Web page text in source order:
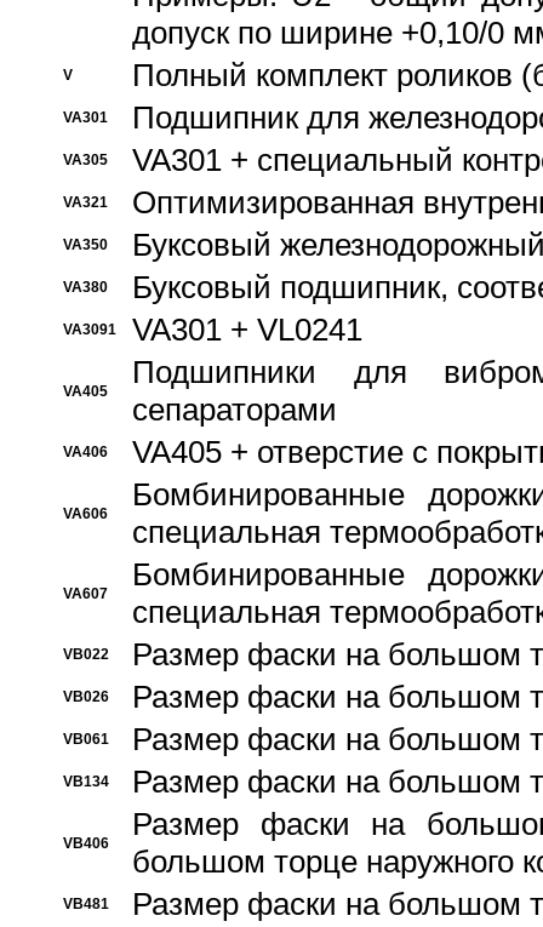
допуск по ширине +0,10/0
V Полный комплект роликов
VA301 Подшипник для
VA305 VA301 + специальный
VA321 Оптимизированная
VA350 Буксовый
VA380 Буксовый подшипник,
VA3091 VA301 + VL0241
VA405
Подшипники для
сепараторами
VA406 VA405 + отверстие с
VA606
Бомбинированные
специальная
VA607
Бомбинированные
специальная
VB022 Размер фаски на большом
VB026 Размер фаски на большом
VB061 Размер фаски на большом
VB134 Размер фаски на большом
VB406
Размер фаски на
большом торце наружного
VB481 Размер фаски на большом